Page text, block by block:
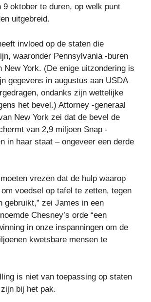
9 oktober te duren, op welk punt
uitgebreid.
invloed op de staten die
waaronder Pennsylvania -buren
New York. (De enige uitzondering is
gegevens in augustus aan USDA
ondanks zijn wettelijke
het bevel.) Attorney -generaal
New York zei dat de bevel de
van 2,9 miljoen Snap -
in haar staat – ongeveer een derde
vrezen dat de hulp waarop
voedsel op tafel te zetten, tegen
gebruikt,” zei James in een
Chesney’s orde “een
in onze inspanningen om de
kwetsbare mensen te
is niet van toepassing op staten
bij het pak.